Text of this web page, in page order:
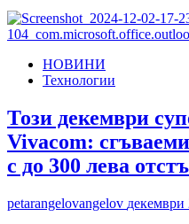
НОВИНИ
Технологии
Този декември
Vivacom:
с до 300 лева
petarangelovangelov декември